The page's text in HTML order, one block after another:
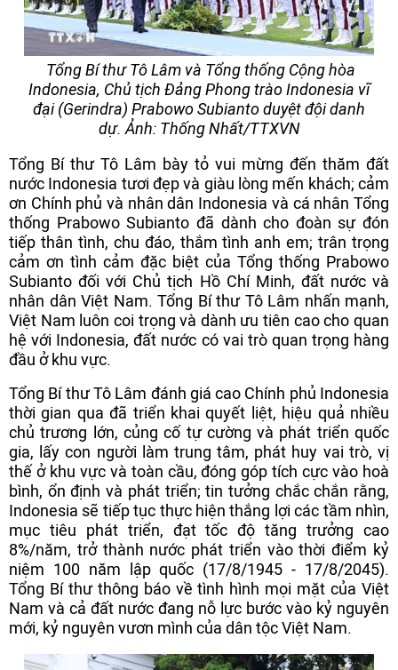
Tổng Bí thư Tô Lâm và Tổng thống Cộng hòa
Indonesia, Chủ tịch Đảng Phong trào Indonesia vĩ
đại (Gerindra) Prabowo Subianto duyệt đội danh
dự. Ảnh: Thống Nhất/TTXVN
Tổng Bí thư Tô Lâm bày tỏ vui mừng đến thăm đất
nước Indonesia tươi đẹp và giàu lòng mến khách; cảm
ơn Chính phủ và nhân dân Indonesia và cá nhân Tổng
thống Prabowo Subianto đã dành cho đoàn sự đón
tiếp thân tình, chu đáo, thắm tình anh em; trân trọng
cảm ơn tình cảm đặc biệt của Tổng thống Prabowo
Subianto đối với Chủ tịch Hồ Chí Minh, đất nước và
nhân dân Việt Nam. Tổng Bí thư Tô Lâm nhấn mạnh,
Việt Nam luôn coi trọng và dành ưu tiên cao cho quan
hệ với Indonesia, đất nước có vai trò quan trọng hàng
đầu ở khu vực.
Tổng Bí thư Tô Lâm đánh giá cao Chính phủ Indonesia
thời gian qua đã triển khai quyết liệt, hiệu quả nhiều
chủ trương lớn, củng cố tự cường và phát triển quốc
gia, lấy con người làm trung tâm, phát huy vai trò, vị
thế ở khu vực và toàn cầu, đóng góp tích cực vào hoà
bình, ổn định và phát triển; tin tưởng chắc chắn rằng,
Indonesia sẽ tiếp tục thực hiện thắng lợi các tầm nhìn,
mục tiêu phát triển, đạt tốc độ tăng trưởng cao
8%/năm, trở thành nước phát triển vào thời điểm kỷ
niệm 100 năm lập quốc (17/8/1945 - 17/8/2045).
Tổng Bí thư thông báo về tình hình mọi mặt của Việt
Nam và cả đất nước đang nỗ lực bước vào kỷ nguyên
mới, kỷ nguyên vươn mình của dân tộc Việt Nam.